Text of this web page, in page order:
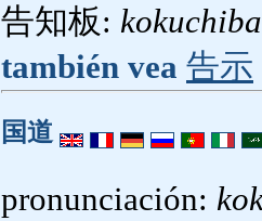
告知板:
también vea 告示
国道
pronunciación: